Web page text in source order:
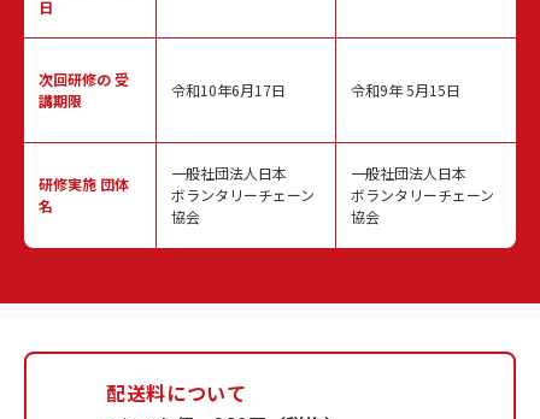
日
次回研修の受
講期限
研修実施 団体
名
令和10年6月17日
一般社団法人日本
ボランタリーチェーン
協会
令和9年 5月15日
一般社団法人日本
ボランタリーチェーン
協会
配送料について